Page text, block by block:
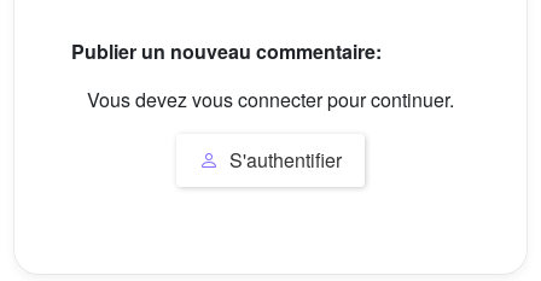
Publier un nouveau commentaire:
Vous devez vous connecter pour continuer.
S'authentifier